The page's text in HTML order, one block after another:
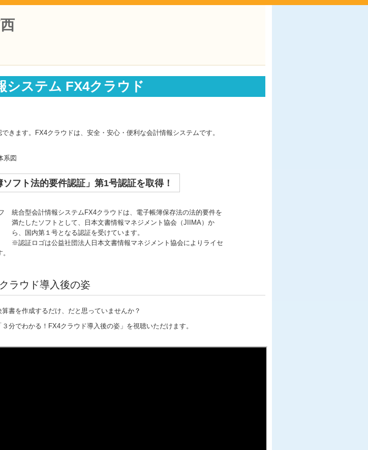
システム FX4クラウド
きます。FX4クラウドは、安全・安心・便利な会計情報システムです。
ソフト法的要件認証」第1号認証を取得！
統合型会計情報システムFX4クラウドは、電子帳簿保存法の法的要件を
満たしたソフトとして、日本文書情報マネジメント協会（JIIMA）か
ら、国内第１号となる認証を受けています。
※認証ロゴは公益社団法人日本文書情報マネジメント協会によりライセ
ラウド導入後の姿
書を作成するだけ、だと思っていませんか？
分でわかる！FX4クラウド導入後の姿」を視聴いただけます。